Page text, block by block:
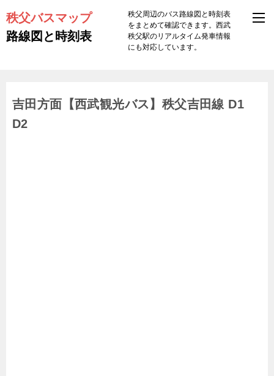
秩父バスマップ
路線図と時刻表
秩父周辺のバス路線図と時刻表
をまとめて確認できます。西武
秩父駅のリアルタイム発車情報
にも対応しています。
吉田方面【西武観光バス】秩父吉田線 D1
D2